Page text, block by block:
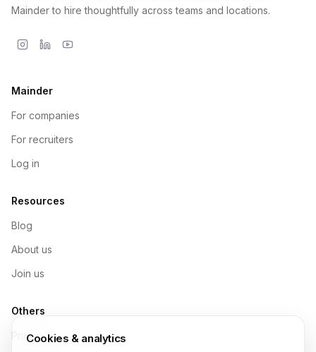
Mainder to hire thoughtfully across teams and locations.
Mainder
For companies
For recruiters
Log in
Resources
Blog
About us
Join us
Others
Pricing
Cookies & analytics